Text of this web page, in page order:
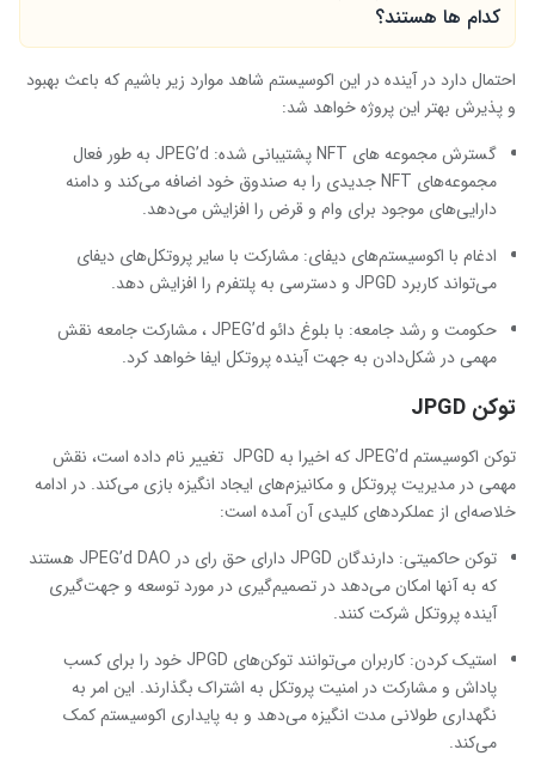
کدام ها هستند؟
احتمال دارد در آینده در این اکوسیستم شاهد موارد زیر باشیم که باعث بهبود
و پذیرش بهتر این پروژه خواهد شد:
گسترش مجموعه های NFT پشتیبانی شده: JPEG’d به طور فعال
مجموعه‌های NFT جدیدی را به صندوق خود اضافه می‌کند و دامنه
دارایی‌های موجود برای وام و قرض را افزایش می‌دهد.
ادغام با اکوسیستم‌های دیفای: مشارکت با سایر پروتکل‌های دیفای
می‌تواند کاربرد JPGD و دسترسی به پلتفرم را افزایش دهد.
حکومت و رشد جامعه: با بلوغ دائو JPEG’d ، مشارکت جامعه نقش
مهمی در شکل‌دادن به جهت آینده پروتکل ایفا خواهد کرد.
توکن JPGD
توکن اکوسیستم JPEG’d که اخیرا به JPGD تغییر نام داده است، نقش
مهمی در مدیریت پروتکل و مکانیزم‌های ایجاد انگیزه بازی می‌کند. در ادامه
خلاصه‌ای از عملکردهای کلیدی آن آمده است:
توکن حاکمیتی: دارندگان JPGD دارای حق رای در JPEG’d DAO هستند
که به آنها امکان می‌دهد در تصمیم‌گیری در مورد توسعه و جهت‌گیری
آینده پروتکل شرکت کنند.
استیک کردن: کاربران می‌توانند توکن‌های JPGD خود را برای کسب
پاداش و مشارکت در امنیت پروتکل به اشتراک بگذارند. این امر به
نگهداری طولانی مدت انگیزه می‌دهد و به پایداری اکوسیستم کمک
می‌کند.